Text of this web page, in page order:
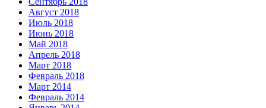
Август 2018
Июль 2018
Июнь 2018
Май 2018
Апрель 2018
Март 2018
Февраль 2018
Март 2014
Февраль 2014